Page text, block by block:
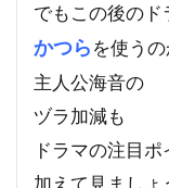
でもこの後の
かつらを使う
主人公海音の
ヅラ加減も
ドラマの注目ポ
加えて見ましょ